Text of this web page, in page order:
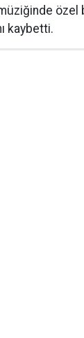
özel
kaybetti.